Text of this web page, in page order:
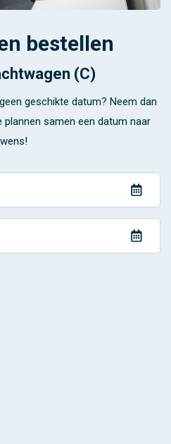
bestellen
(C)
geschikte datum? Neem dan
samen een datum naar
wens!